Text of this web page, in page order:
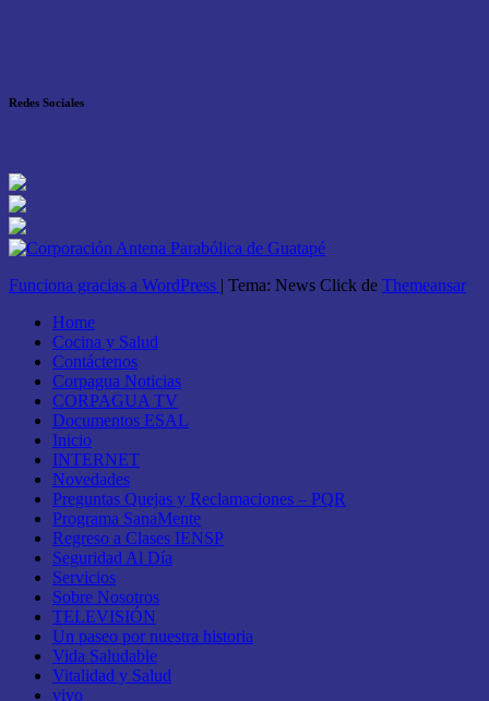
Redes Sociales
Funciona gracias a WordPress | Tema: News Click de Themeansar
Home
Cocina y Salud
Contáctenos
Corpagua Noticias
CORPAGUA TV
Documentos ESAL
Inicio
INTERNET
Novedades
Preguntas Quejas y Reclamaciones – PQR
Programa SanaMente
Regreso a Clases IENSP
Seguridad Al Día
Servicios
Sobre Nosotros
TELEVISIÓN
Un paseo por nuestra historia
Vida Saludable
Vitalidad y Salud
vivo